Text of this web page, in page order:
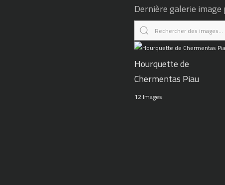
Dernière galerie image
Hourquette de
Chermentas Piau
12 Images